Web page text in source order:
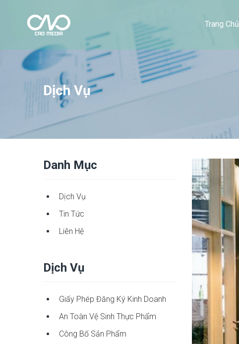
Trang Chủ
Dịch Vụ
Danh Mục
Dịch Vụ
Tin Tức
Liên Hệ
Dịch Vụ
Giấy Phép Đăng Ký Kinh Doanh
An Toàn Vệ Sinh Thực Phẩm
Công Bố Sản Phẩm